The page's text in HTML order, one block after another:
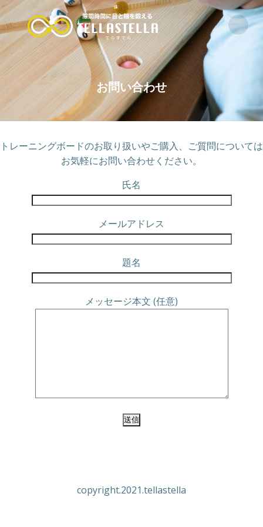
コ
ン
テ
ン
ツ
へ
ス
キ
ッ
お問い合わせ
トレーニングボードのお取り扱いやご購入、ご質問については
お気軽にお問い合わせください。
氏名
メールアドレス
題名
メッセージ本文 (任意)
copyright.2021.tellastella